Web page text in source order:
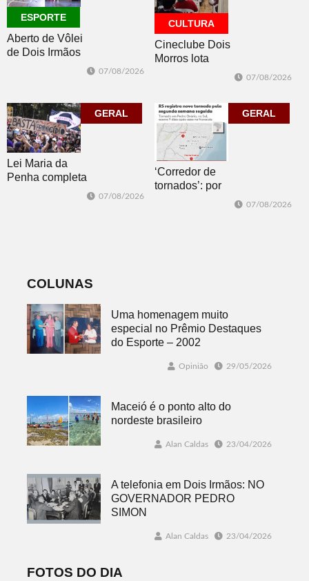
ESPORTE
Aberto de Vôlei
de Dois Irmãos
jogos
07/08/2026
CULTURA
Cineclube Dois
Morros lota
corpo que cai”
07/08/2026
GERAL
Lei Maria da
Penha completa
07/08/2026
GERAL
‘Corredor de
tornados’: por
07/08/2026
COLUNAS
Uma homenagem muito
especial no Prêmio Destaques
do Esporte – 2002
Opinião 29/05/2026
Maceió é o ponto alto do
nordeste brasileiro
Alan Caldas 23/04/2026
A telefonia em Dois Irmãos: NO
GOVERNADOR PEDRO
SIMON
Alan Caldas 23/04/2026
FOTOS DO DIA